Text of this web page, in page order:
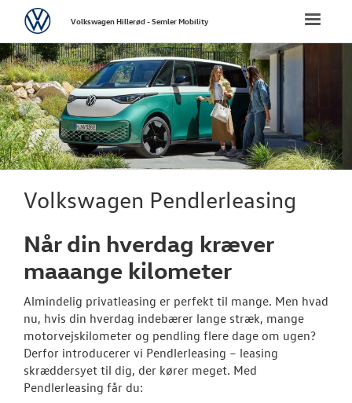
FORSIDE
NYE
Bestil
Byg din
Privatleasing
Elektrisk
Modeller
Toggle
VolkswagenVolkswagen Hillerød - Semler Mobility
Volkswagen Pendlerleasing
Når din hverdag kræver
maaange kilometer
Almindelig privatleasing er perfekt til mange. Men hvad
nu, hvis din hverdag indebærer lange stræk, mange
motorvejskilometer og pendling flere dage om ugen?
Derfor introducerer vi Pendlerleasing – leasing
skræddersyet til dig, der kører meget. Med
Pendlerleasing får du: